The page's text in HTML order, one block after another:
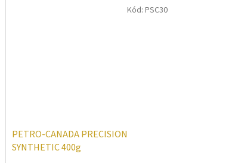
PETRO-CANADA PRECISION
SYNTHETIC 400g
Kód: PSC30